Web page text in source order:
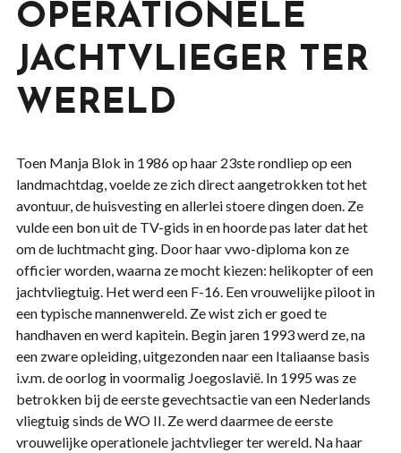
OPERATIONELE
JACHTVLIEGER TER
WERELD
Toen Manja Blok in 1986 op haar 23ste rondliep op een
landmachtdag, voelde ze zich direct aangetrokken tot het
avontuur, de huisvesting en allerlei stoere dingen doen. Ze
vulde een bon uit de TV-gids in en hoorde pas later dat het
om de luchtmacht ging. Door haar vwo-diploma kon ze
officier worden, waarna ze mocht kiezen: helikopter of een
jachtvliegtuig. Het werd een F-16. Een vrouwelijke piloot in
een typische mannenwereld. Ze wist zich er goed te
handhaven en werd kapitein. Begin jaren 1993 werd ze, na
een zware opleiding, uitgezonden naar een Italiaanse basis
i.v.m. de oorlog in voormalig Joegoslavië. In 1995 was ze
betrokken bij de eerste gevechtsactie van een Nederlands
vliegtuig sinds de WO II. Ze werd daarmee de eerste
vrouwelijke operationele jachtvlieger ter wereld. Na haar